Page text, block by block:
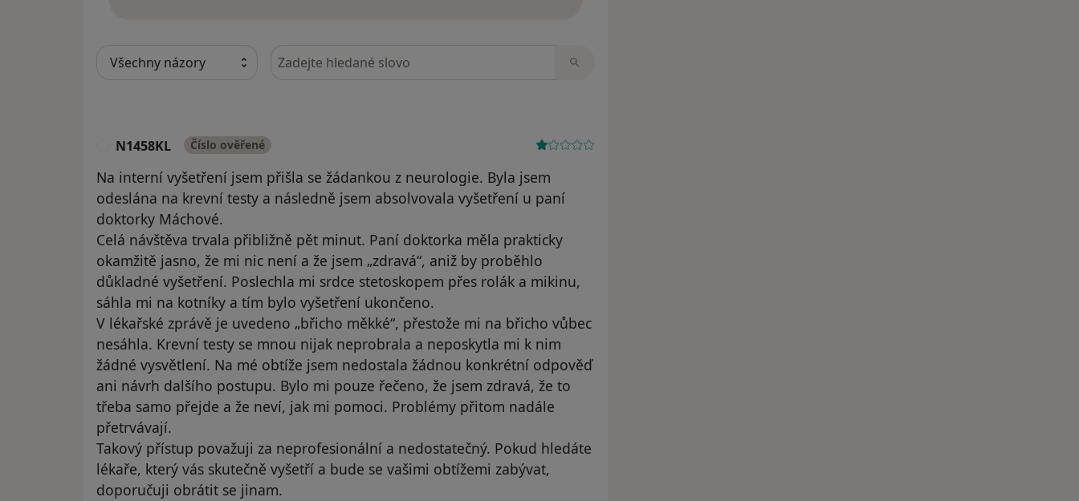
Hledejte v názorech
N1458KL Číslo ověřené
Na interní vyšetření jsem přišla se žádankou z neurologie. Byla jsem
odeslána na krevní testy a následně jsem absolvovala vyšetření u paní
doktorky Máchové.
Celá návštěva trvala přibližně pět minut. Paní doktorka měla prakticky
okamžitě jasno, že mi nic není a že jsem „zdravá“, aniž by proběhlo
důkladné vyšetření. Poslechla mi srdce stetoskopem přes rolák a mikinu,
sáhla mi na kotníky a tím bylo vyšetření ukončeno.
V lékařské zprávě je uvedeno „břicho měkké“, přestože mi na břicho vůbec
nesáhla. Krevní testy se mnou nijak neprobrala a neposkytla mi k nim
žádné vysvětlení. Na mé obtíže jsem nedostala žádnou konkrétní odpověď
ani návrh dalšího postupu. Bylo mi pouze řečeno, že jsem zdravá, že to
třeba samo přejde a že neví, jak mi pomoci. Problémy přitom nadále
přetrvávají.
Takový přístup považuji za neprofesionální a nedostatečný. Pokud hledáte
lékaře, který vás skutečně vyšetří a bude se vašimi obtížemi zabývat,
doporučuji obrátit se jinam.